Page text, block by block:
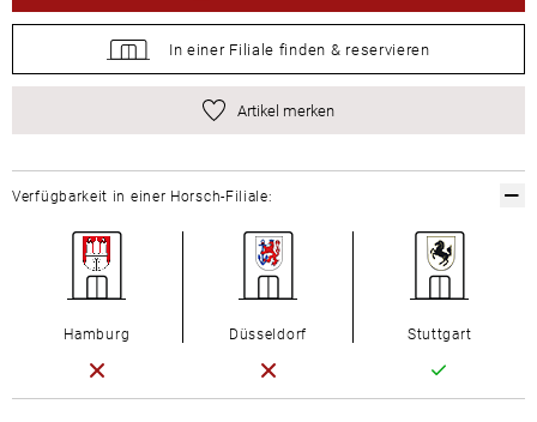
In einer Filiale finden & reservieren
Artikel merken
Verfügbarkeit in einer Horsch-Filiale:
Hamburg Düsseldorf Stuttgart